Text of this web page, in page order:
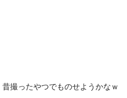
撮ったやつでものせようかなｗ